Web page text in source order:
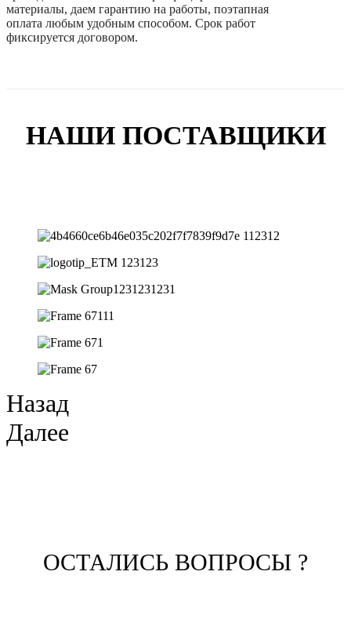
материалы, даем гарантию на работы, поэтапная
оплата любым удобным способом. Срок работ
фиксируется договором.
НАШИ ПОСТАВЩИКИ
Назад
Далее
ОСТАЛИСЬ ВОПРОСЫ ?